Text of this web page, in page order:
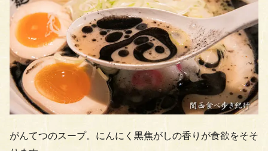
がんてつのスープ。にんにく黒焦がしの香りが食欲をそそ